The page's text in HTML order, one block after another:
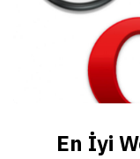
En İyi